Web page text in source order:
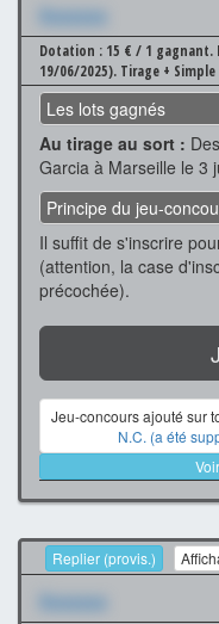
Xxxxxxx
Dotation : 15 € / 1 gagnant.
19/06/2025). Tirage +
Les lots gagnés
Au tirage au sort :
Garcia à Marseille le 3
Principe du jeu-
Il suffit de s'inscrire
(attention, la case
précochée).
Jeu-concours ajouté sur
N.C. (a été
Replier (provis.)
Xxxxxxx